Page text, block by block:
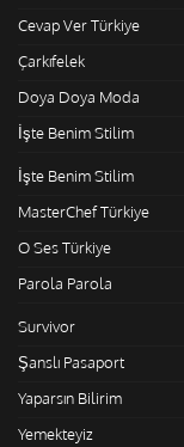
Cevap Ver Türkiye
Çarkıfelek
Doya Doya Moda
İşte Benim Stilim
İşte Benim Stilim
MasterChef Türkiye
O Ses Türkiye
Parola Parola
Survivor
Şanslı Pasaport
Yaparsın Bilirim
Yemekteyiz